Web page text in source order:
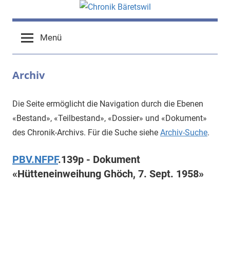
Inhalt
springenchronik-
baeretswil.ch
baeretswil.ch
Menü
Archiv
Die Seite ermöglicht die Navigation durch die Ebenen
«Bestand», «Teilbestand», «Dossier» und «Dokument»
des Chronik-Archivs. Für die Suche siehe Archiv-Suche.
PBV.NFPF.139p - Dokument
«Hütteneinweihung Ghöch, 7. Sept. 1958»